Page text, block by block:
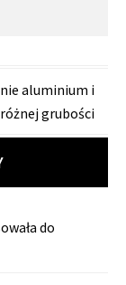
aluminium i
grubości
do